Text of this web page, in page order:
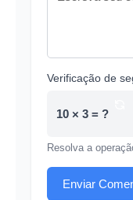
Verificação de
10 × 3 = ?
Resolva a
Enviar